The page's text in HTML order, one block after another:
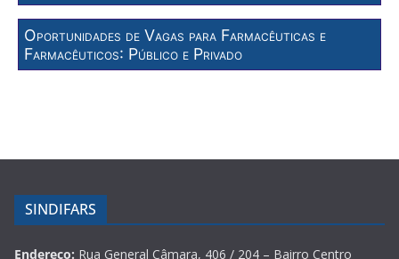
Oportunidades de Vagas para Farmacêuticas e
Farmacêuticos: Público e Privado
SINDIFARS
Endereço: Rua General Câmara, 406 / 204 – Bairro Centro